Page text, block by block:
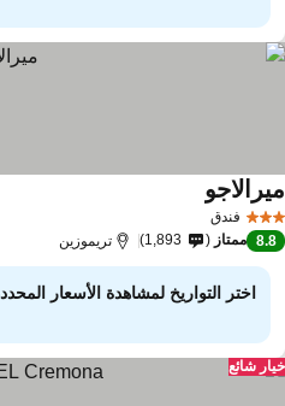
فندق
مشاهدة الأسعار
8.8 ممتاز 1,893 تريموزين
اختر التواريخ لمشاهدة الأسعار المحددة
شائع